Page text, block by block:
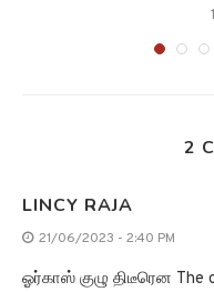
2
LINCY RAJA
21/06/2023 - 2:40 PM
ஓர்காஸ் குழு திடீரென The